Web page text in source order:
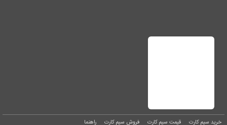
خرید سیم کارت قیمت سیم کارت فروش سیم کارت راهنما